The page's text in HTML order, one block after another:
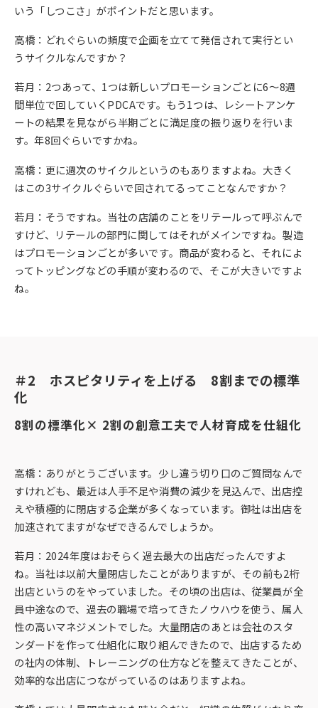
いう「しつこさ」がポイントだと思います。
高橋：どれぐらいの頻度で企画を立てて発信されて実行とい
うサイクルなんですか？
若月：2つあって、1つは新しいプロモーションごとに6～8週
間単位で回していくPDCAです。もう1つは、レシートアンケ
ートの結果を見ながら半期ごとに満足度の振り返りを行いま
す。年8回ぐらいですかね。
高橋：更に週次のサイクルというのもありますよね。大きく
はこの3サイクルぐらいで回されてるってことなんですか？
若月：そうですね。当社の店舗のことをリテールって呼ぶんで
すけど、リテールの部門に関してはそれがメインですね。製造
はプロモーションごとが多いです。商品が変わると、それによ
ってトッピングなどの手順が変わるので、そこが大きいですよ
ね。
＃2　ホスピタリティを上げる　8割までの標準
化
8割の標準化× 2割の創意工夫で人材育成を仕組化
高橋：ありがとうございます。少し違う切り口のご質問なんで
すけれども、最近は人手不足や消費の減少を見込んで、出店控
えや積極的に閉店する企業が多くなっています。御社は出店を
加速されてますがなぜできるんでしょうか。
若月：2024年度はおそらく過去最大の出店だったんですよ
ね。当社は以前大量閉店したことがありますが、その前も2桁
出店というのをやっていました。その頃の出店は、従業員が全
員中途なので、過去の職場で培ってきたノウハウを使う、属人
性の高いマネジメントでした。大量閉店のあとは会社のスタ
ンダードを作って仕組化に取り組んできたので、出店するため
の社内の体制、トレーニングの仕方などを整えてきたことが、
効率的な出店につながっているのはありますよね。